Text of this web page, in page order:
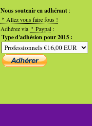
Nous soutenir en adhérant :
Allez vous faire fous !
Adhérez via
Paypal :
Type d'adhésion pour 2015 :